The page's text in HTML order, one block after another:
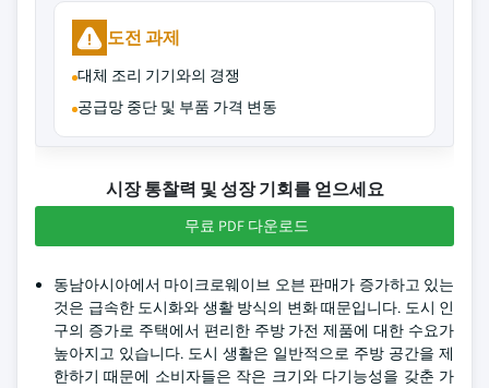
도전 과제
대체 조리 기기와의 경쟁
공급망 중단 및 부품 가격 변동
시장 통찰력 및 성장 기회를 얻으세요
무료 PDF 다운로드
동남아시아에서 마이크로웨이브 오븐 판매가 증가하고 있는
것은 급속한 도시화와 생활 방식의 변화 때문입니다. 도시 인
구의 증가로 주택에서 편리한 주방 가전 제품에 대한 수요가
높아지고 있습니다. 도시 생활은 일반적으로 주방 공간을 제
한하기 때문에 소비자들은 작은 크기와 다기능성을 갖춘 가